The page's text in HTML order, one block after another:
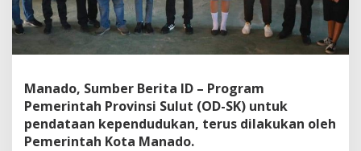
u
t
k
n
P
r
o
g
Manado, Sumber Berita ID – Program
Pemerintah Provinsi Sulut (OD-SK) untuk
pendataan kependudukan, terus dilakukan oleh
Pemerintah Kota Manado.